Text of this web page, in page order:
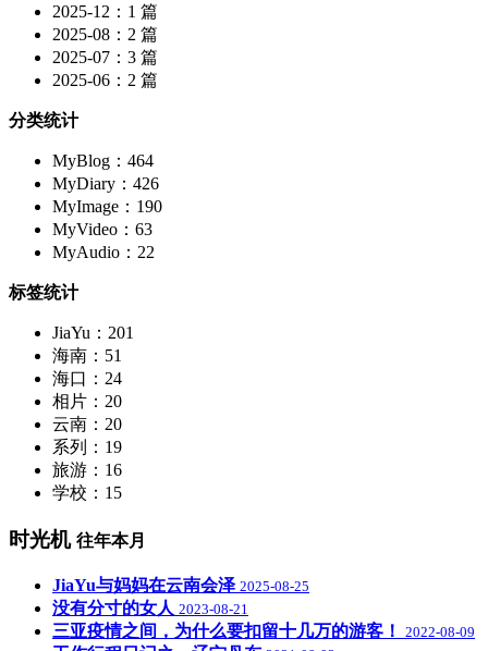
2025-12：1 篇
2025-08：2 篇
2025-07：3 篇
2025-06：2 篇
分类统计
MyBlog：464
MyDiary：426
MyImage：190
MyVideo：63
MyAudio：22
标签统计
JiaYu：201
海南：51
海口：24
相片：20
云南：20
系列：19
旅游：16
学校：15
时光机 往年本月
JiaYu与妈妈在云南会泽 2025-08-25
没有分寸的女人 2023-08-21
三亚疫情之间，为什么要扣留十几万的游客！ 2022-08-09